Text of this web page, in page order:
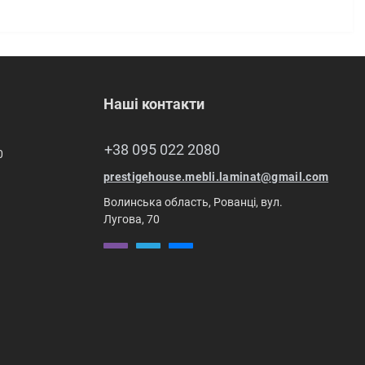
Наші контакти
+38 095 022 2080
prestigehouse.mebli.laminat@gmail.com
Волинська область, Рованці, вул.
Лугова, 70